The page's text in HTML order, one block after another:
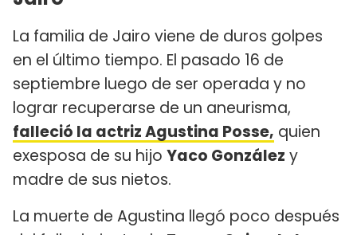
La familia de Jairo viene de duros golpes
en el último tiempo. El pasado 16 de
septiembre luego de ser operada y no
lograr recuperarse de un aneurisma,
falleció la actriz Agustina Posse, quien
exesposa de su hijo Yaco González y
madre de sus nietos.
La muerte de Agustina llegó poco después